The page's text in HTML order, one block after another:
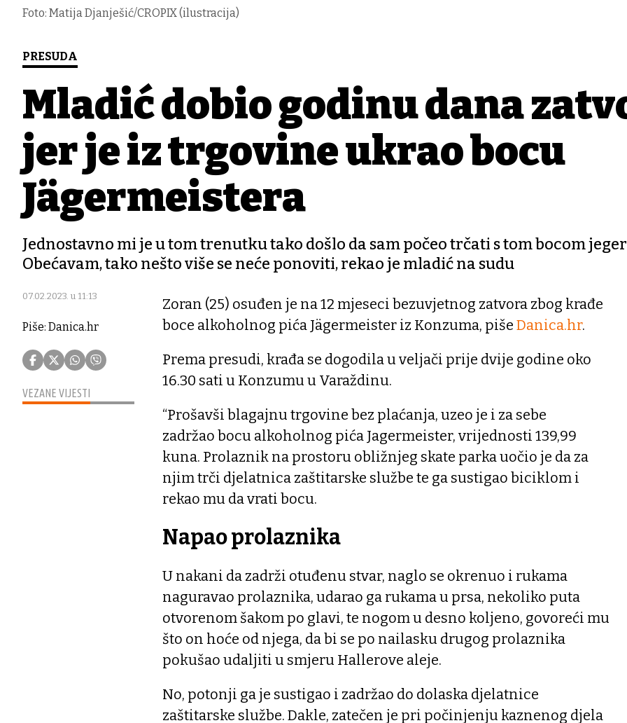
Foto: Matija Djanješić/CROPIX (ilustracija)
PRESUDA
Mladić dobio godinu dana
jer je iz trgovine ukrao bocu
Jägermeistera
Jednostavno mi je u tom trenutku tako došlo da sam počeo trčati s tom bocom
Obećavam, tako nešto više se neće ponoviti, rekao je mladić na sudu
07.02.2023. u 11:13
Piše: Danica.hr
VEZANE VIJESTI
Zoran (25) osuđen je na 12 mjeseci bezuvjetnog zatvora zbog krađe
boce alkoholnog pića Jägermeister iz Konzuma, piše Danica.hr.
Prema presudi, krađa se dogodila u veljači prije dvije godine oko
16.30 sati u Konzumu u Varaždinu.
“Prošavši blagajnu trgovine bez plaćanja, uzeo je i za sebe
zadržao bocu alkoholnog pića Jagermeister, vrijednosti 139,99
kuna. Prolaznik na prostoru obližnjeg skate parka uočio je da za
njim trči djelatnica zaštitarske službe te ga sustigao biciklom i
rekao mu da vrati bocu.
Napao prolaznika
U nakani da zadrži otuđenu stvar, naglo se okrenuo i rukama
naguravao prolaznika, udarao ga rukama u prsa, nekoliko puta
otvorenom šakom po glavi, te nogom u desno koljeno, govoreći mu
što on hoće od njega, da bi se po nailasku drugog prolaznika
pokušao udaljiti u smjeru Hallerove aleje.
No, potonji ga je sustigao i zadržao do dolaska djelatnice
zaštitarske službe. Dakle, zatečen je pri počinjenju kaznenog djela